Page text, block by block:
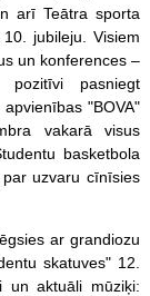
arī Teātra sporta
jubileju. Visiem
un konferences –
pozitīvi pasniegt
"BOVA"
vakarā visus
basketbola
uzvaru cīnīsies
ar grandiozu
skatuves" 12.
un aktuāli mūziķi: